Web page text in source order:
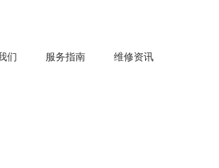
们 服务指南 维修资讯